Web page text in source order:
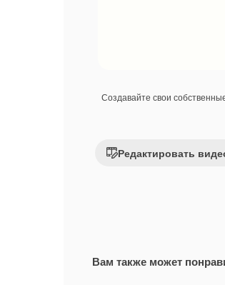
Создавайте свои
Редактировать
Вам также может